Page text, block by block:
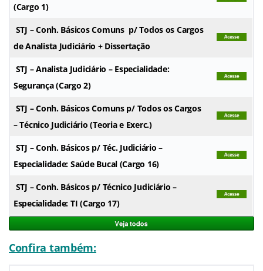
(Cargo 1)
STJ – Conh. Básicos Comuns p/ Todos os Cargos
de Analista Judiciário + Dissertação
STJ – Analista Judiciário – Especialidade:
Segurança (Cargo 2)
STJ – Conh. Básicos Comuns p/ Todos os Cargos
– Técnico Judiciário (Teoria e Exerc.)
STJ – Conh. Básicos p/ Téc. Judiciário –
Especialidade: Saúde Bucal (Cargo 16)
STJ – Conh. Básicos p/ Técnico Judiciário –
Especialidade: TI (Cargo 17)
Confira também: